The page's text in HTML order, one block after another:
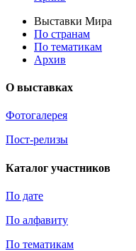
Выставки Мира
По странам
По тематикам
Архив
О выставках
Фотогалерея
Пост-релизы
Каталог участников
По дате
По алфавиту
По тематикам